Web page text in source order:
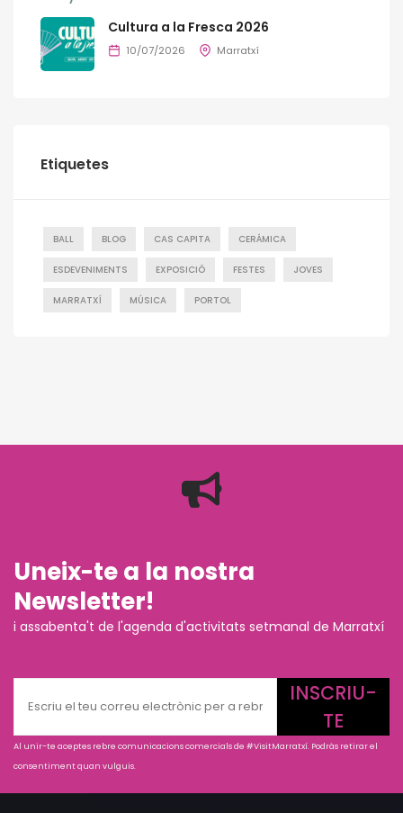
Cultura a la Fresca 2026
10/07/2026 Marratxí
Etiquetes
BALL BLOG CAS CAPITA CERÁMICA
ESDEVENIMENTS EXPOSICIÓ FESTES JOVES
MARRATXÍ MÚSICA PORTOL
Uneix-te a la nostra
Newsletter!
i assabenta't de l'agenda d'activitats setmanal de Marratxí
INSCRIU-
TE
Al unir-te aceptes rebre comunicacions comercials de #VisitMarratxí. Podràs retirar el
consentiment quan vulguis.